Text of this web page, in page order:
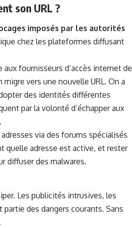
son URL ?
imposés par les autorités
chez les plateformes diffusant
fournisseurs d’accès internet de
vers une nouvelle URL. On a
des identités différentes
par la volonté d’échapper aux
via des forums spécialisés
quelle adresse est active, et rester
diffuser des malwares.
Les publicités intrusives, les
des dangers courants. Sans